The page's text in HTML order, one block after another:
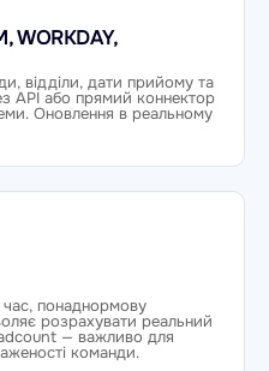
WORKDAY,
відділи, дати прийому та
API або прямий коннектор
Оновлення в реальному
понаднормову
розрахувати реальний
— важливо для
команди.